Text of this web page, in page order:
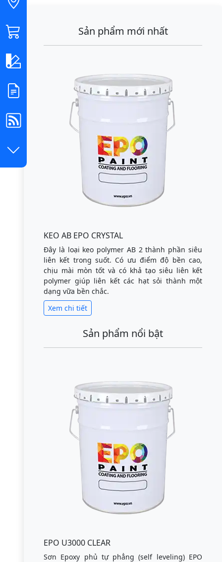
Sản phẩm mới nhất
KEO AB EPO CRYSTAL
Đây là loại keo polymer AB 2 thành phần siêu
liên kết trong suốt. Có ưu điểm độ bền cao,
chịu mài mòn tốt và có khả tạo siêu liên kết
polymer giúp liên kết các hạt sỏi thành một
dạng vữa bền chắc.
Xem chi tiết
Sản phẩm nổi bật
EPO U3000 CLEAR
Sơn Epoxy phủ tự phẳng (self leveling) EPO